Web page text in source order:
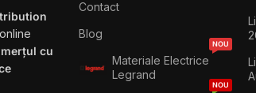
cu
Contact
Blog
Materiale Electrice
Legrand
NOU
NOU